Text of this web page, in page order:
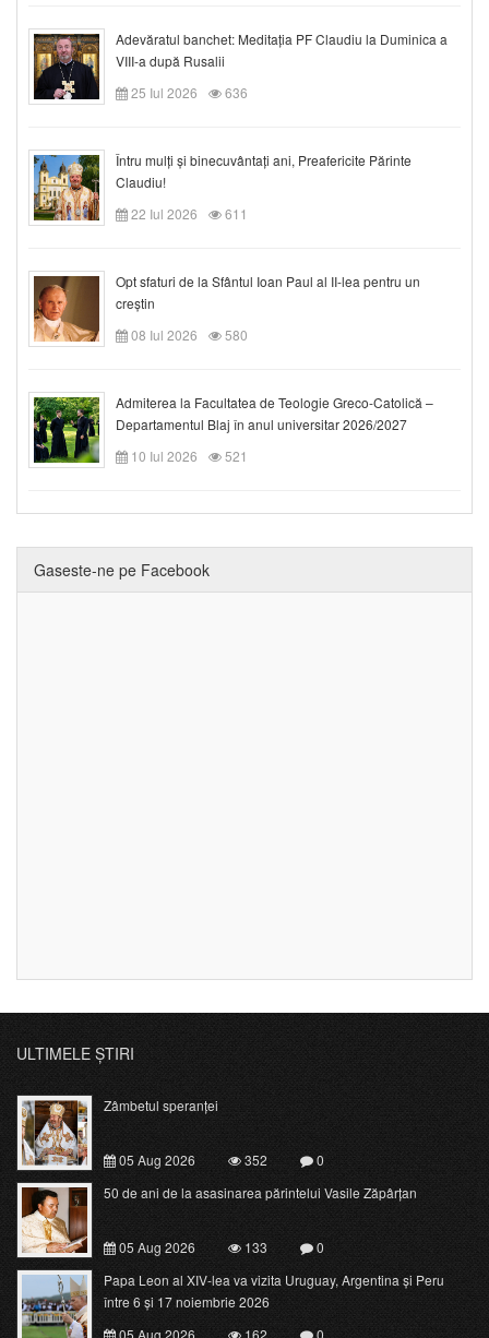
Adevăratul banchet: Meditația PF Claudiu la Duminica a
VIII-a după Rusalii
25 Iul 2026
636
Întru mulți și binecuvântați ani, Preafericite Părinte
Claudiu!
22 Iul 2026
611
Opt sfaturi de la Sfântul Ioan Paul al II-lea pentru un
creștin
08 Iul 2026
580
Admiterea la Facultatea de Teologie Greco-Catolică –
Departamentul Blaj în anul universitar 2026/2027
10 Iul 2026
521
Gaseste-ne pe Facebook
ULTIMELE ȘTIRI
Zâmbetul speranței
05 Aug 2026 352
0
50 de ani de la asasinarea părintelui Vasile Zăpârțan
05 Aug 2026 133
0
Papa Leon al XIV-lea va vizita Uruguay, Argentina și Peru
între 6 și 17 noiembrie 2026
05 Aug 2026
162 0